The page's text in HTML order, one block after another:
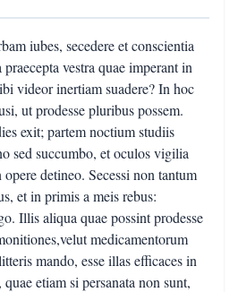
iubes, secedere et conscientia
vestra quae imperant in
videor inertiam suadere? In hoc
ut prodesse pluribus possem.
exit; partem noctium studiis
sed succumbo, et oculos vigilia
detineo. Secessi non tantum
et in primis a meis rebus:
Illis aliqua quae possint prodesse
medicamentorum
mando, esse illas efficaces in
etiam si persanata non sunt,